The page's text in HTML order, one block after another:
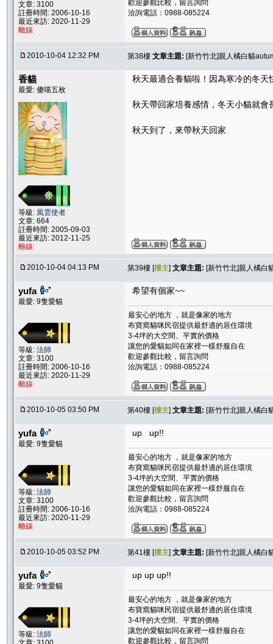
文章: 3100
註冊時間: 2006-10-16
最近來訪: 2020-11-29
離線
歡迎參觀比較，留言詢問
洽詢電話：0988-085224
2010-10-04 12:32 PM 第38樓 文章主題: [新竹竹北]親人橘白貓
香貓
最愛: 傻喵五枚
等級: 風雲使者
文章: 664
註冊時間: 2005-09-03
最近來訪: 2012-11-25
離線
秋天最適合養貓啦！因為寒冷的冬天
秋天帶回家培養感情，冬天小貓就
秋天到了，來帶秋天回家
2010-10-04 04:13 PM 第39樓 [樓主] 文章主題: [新竹竹北]親人橘白
yufa
最愛: 9隻愛貓
等級: 法師
文章: 3100
註冊時間: 2006-10-16
最近來訪: 2020-11-29
離線
希望有個家~~
最安心的地方 ，就是像家的地方
布寶窩貓咪民宿提供最舒適的居住環境
3-4坪的大空間、平實的價格
讓您的愛貓如同在家裡一樣舒服自在
歡迎參觀比較，留言詢問
洽詢電話：0988-085224
2010-10-05 03:50 PM 第40樓 [樓主] 文章主題: [新竹竹北]親人橘白
yufa
最愛: 9隻愛貓
等級: 法師
文章: 3100
註冊時間: 2006-10-16
最近來訪: 2020-11-29
離線
up up!!
最安心的地方 ，就是像家的地方
布寶窩貓咪民宿提供最舒適的居住環境
3-4坪的大空間、平實的價格
讓您的愛貓如同在家裡一樣舒服自在
歡迎參觀比較，留言詢問
洽詢電話：0988-085224
2010-10-05 03:52 PM 第41樓 [樓主] 文章主題: [新竹竹北]親人橘白
yufa
最愛: 9隻愛貓
等級: 法師
up up up!!
最安心的地方 ，就是像家的地方
布寶窩貓咪民宿提供最舒適的居住環境
3-4坪的大空間、平實的價格
讓您的愛貓如同在家裡一樣舒服自在
歡迎參觀比較，留言詢問